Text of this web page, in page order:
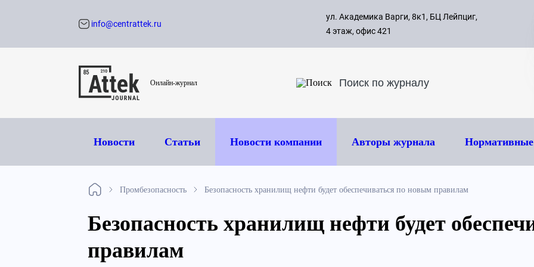
с 09:00
8 495
info@centrattek.ru
ул. Академика Варги, 8к1, БЦ Лейпциг,
4 этаж, офис 421
Онлайн-журнал
Новости Статьи Новости компании Авторы журнала
Промбезопасность Безопасность хранилищ нефти будет обеспечиваться по новым правилам
Безопасность хранилищ нефти будет
правилам